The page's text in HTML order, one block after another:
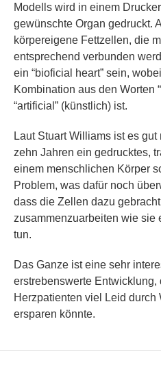
Modells wird in einem
gewünschte Organ gedruckt.
körpereigene Fettzellen, die
entsprechend verbunden
ein “bioficial heart” sein,
Kombination aus den Worten
“artificial” (künstlich) ist.
Laut Stuart Williams ist es
zehn Jahren ein gedrucktes,
einem menschlichen Körper
Problem, was dafür noch
dass die Zellen dazu
zusammenzuarbeiten wie sie
tun.
Das Ganze ist eine sehr
erstrebenswerte Entwicklung,
Herzpatienten viel Leid durch
ersparen könnte.